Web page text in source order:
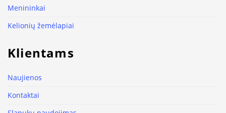
Menininkai
Kelionių žemėlapiai
Klientams
Naujienos
Kontaktai